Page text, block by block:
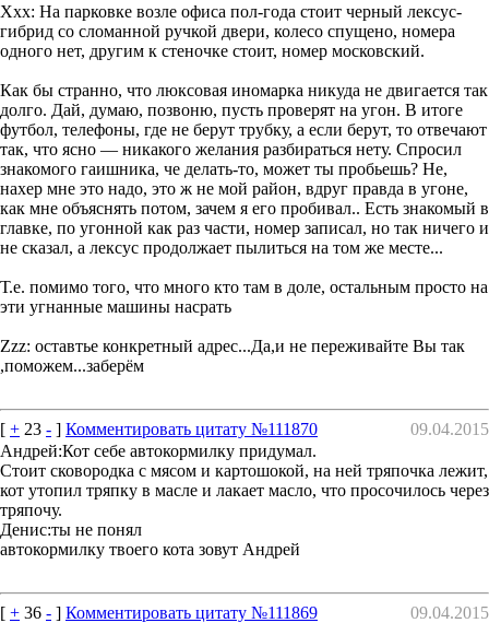
Xxx: На парковке возле офиса пол-года стоит черный лексус-
гибрид со сломанной ручкой двери, колесо спущено, номера
одного нет, другим к стеночке стоит, номер московский.
Как бы странно, что люксовая иномарка никуда не двигается так
долго. Дай, думаю, позвоню, пусть проверят на угон. В итоге
футбол, телефоны, где не берут трубку, а если берут, то отвечают
так, что ясно — никакого желания разбираться нету. Спросил
знакомого гаишника, че делать-то, может ты пробьешь? Не,
нахер мне это надо, это ж не мой район, вдруг правда в угоне,
как мне объяснять потом, зачем я его пробивал.. Есть знакомый в
главке, по угонной как раз части, номер записал, но так ничего и
не сказал, а лексус продолжает пылиться на том же месте...
Т.е. помимо того, что много кто там в доле, остальным просто на
эти угнанные машины насрать
Zzz: оставтье конкретный адрес...Да,и не переживайте Вы так
,поможем...заберём
[ + 23 - ] Комментировать цитату №111870
09.04.2015
Андрей:Кот себе автокормилку придумал.
Стоит сковородка с мясом и картошокой, на ней тряпочка лежит,
кот утопил тряпку в масле и лакает масло, что просочилось через
тряпочу.
Денис:ты не понял
автокормилку твоего кота зовут Андрей
[ + 36 - ] Комментировать цитату №111869
09.04.2015